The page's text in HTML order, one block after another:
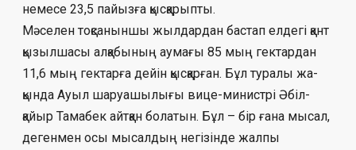
немесе 23,5 пайыз­ға қысқарыпты.
Мәселен тоқсаныншы жылдардан бас­тап елдегі қант
қызылшасы ал­қа­бының аумағы 85 мың гектардан
11,6 мың гек­тарға дейін қысқарған. Бұл туралы жа­
қында Ауыл шаруашылығы вице-министрі Әбіл­­
қайыр Тамабек айтқан болатын. Бұл – бір ғана мысал,
дегенмен осы мысалдың не­­­гізінде жалпы